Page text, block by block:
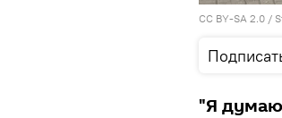
CC BY-SA 2.0 /
"Я